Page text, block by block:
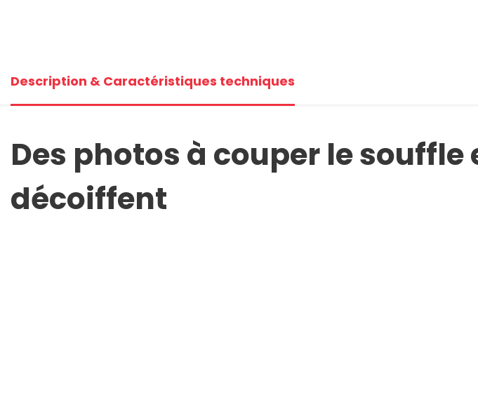
Description & Caractéristiques techniques
Des photos à couper le
décoiffent